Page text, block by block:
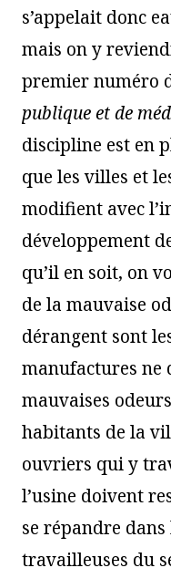
s’appelait donc
mais on y
premier numéro
publique et de
discipline est en
que les villes et
modifient avec
développement
qu’il en soit, on
de la mauvaise
dérangent sont
manufactures ne
mauvaises
habitants de la
ouvriers qui y
l’usine doivent
se répandre
travailleuses du